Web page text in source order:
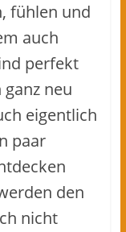
fühlen und
auch
perfekt
neu
eigentlich
paar
den
nicht